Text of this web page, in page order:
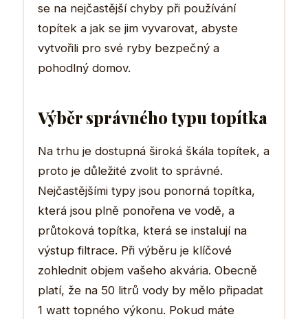
se na nejčastější chyby při používání
topítek a jak se jim vyvarovat, abyste
vytvořili pro své ryby bezpečný a
pohodlný domov.
Výběr správného typu topítka
Na trhu je dostupná široká škála topítek, a
proto je důležité zvolit to správné.
Nejčastějšími typy jsou ponorná topítka,
která jsou plně ponořena ve vodě, a
průtoková topítka, která se instalují na
výstup filtrace. Při výběru je klíčové
zohlednit objem vašeho akvária. Obecně
platí, že na 50 litrů vody by mělo připadat
1 watt topného výkonu. Pokud máte